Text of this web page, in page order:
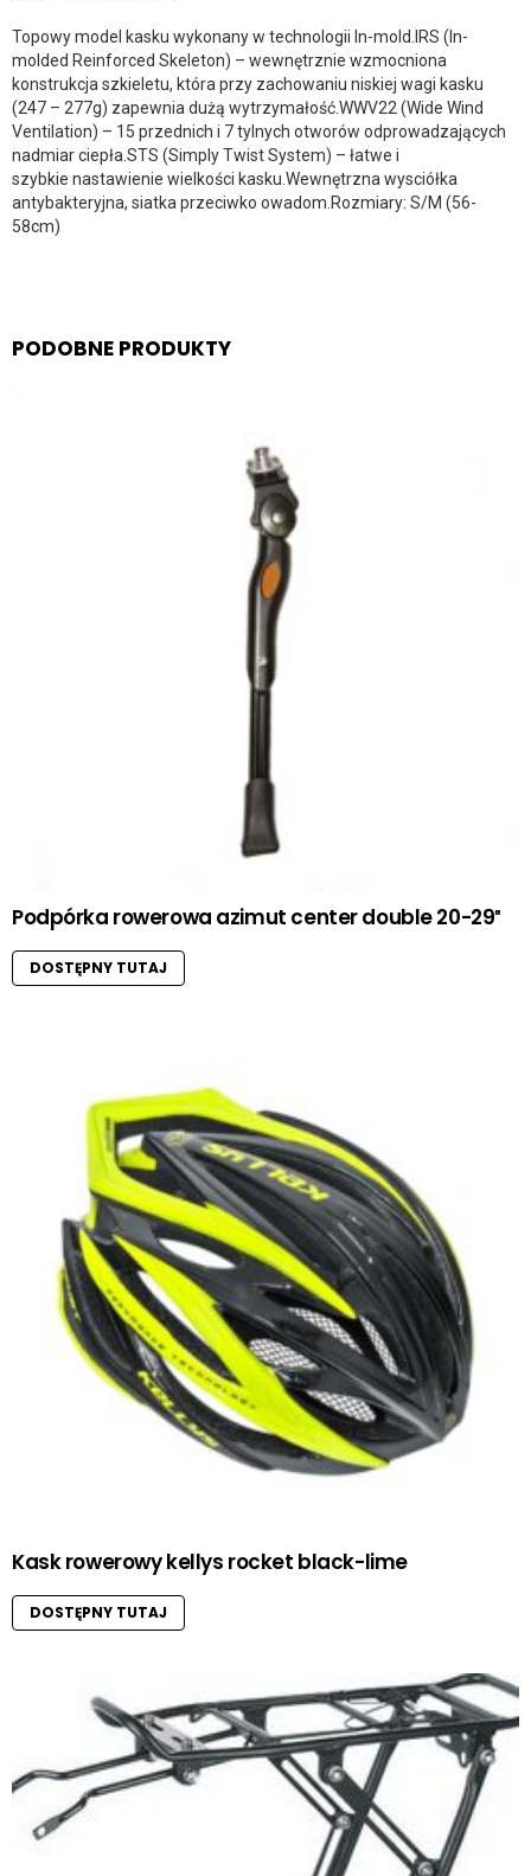
Topowy model kasku wykonany w technologii In-mold.IRS (In-
molded Reinforced Skeleton) – wewnętrznie wzmocniona
konstrukcja szkieletu, która przy zachowaniu niskiej wagi kasku
(247 – 277g) zapewnia dużą wytrzymałość.WWV22 (Wide Wind
Ventilation) – 15 przednich i 7 tylnych otworów odprowadzających
nadmiar ciepła.STS (Simply Twist System) – łatwe i
szybkie nastawienie wielkości kasku.Wewnętrzna wysciółka
antybakteryjna, siatka przeciwko owadom.Rozmiary: S/M (56-
58cm)
PODOBNE PRODUKTY
Podpórka rowerowa azimut center double 20-29″
DOSTĘPNY TUTAJ
Kask rowerowy kellys rocket black-lime
DOSTĘPNY TUTAJ